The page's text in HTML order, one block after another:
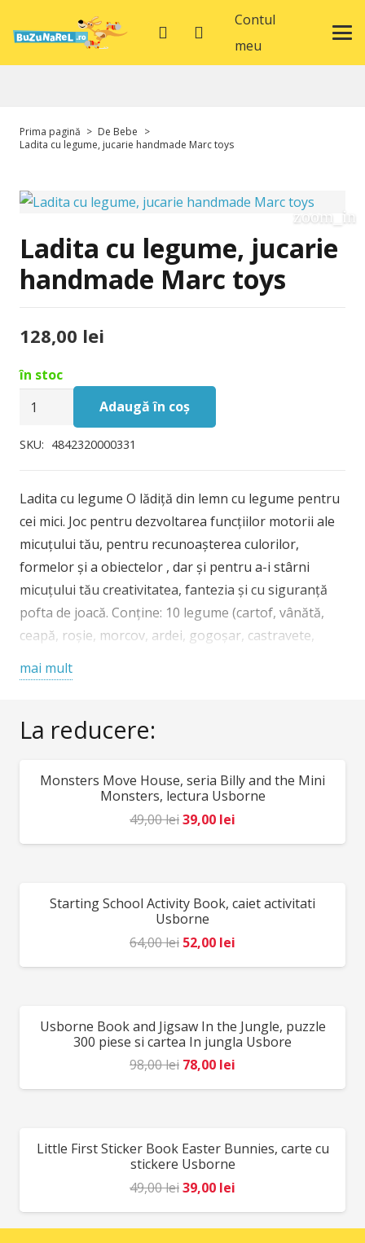
Contul
meu
Prima pagină > De Bebe >
Ladita cu legume, jucarie handmade Marc toys
Ladita cu legume, jucarie
handmade Marc toys
128,00 lei
în stoc
Cantitate
cu
jucarie
handmade
Marc
toys
Adaugă în coș
SKU: 4842320000331
Ladita cu legume O lădiță din lemn cu legume pentru
cei mici. Joc pentru dezvoltarea funcțiilor motorii ale
micuțului tău, pentru recunoașterea culorilor,
formelor și a obiectelor , dar și pentru a-i stârni
micuțului tău creativitatea, fantezia și cu siguranță
pofta de joacă. Conține: 10 legume (cartof, vânătă,
ceapă, roșie, morcov, ardei, gogoșar, castravete,
lemn. Vârsta recomandată: +3 ani. Confecționat din
reglementărilor EN71&ASTM. AVERTISMENT:
recomandă supravegherea copilului de către un adult
în timpul jocului. Producător: Marc toys, Moldova
mai mult
La reducere:
REDUCERI!
Monsters Move House, seria Billy and the Mini
Monsters, lectura Usborne
49,00leiPrețul
inițial
49,00 lei.
39,00 lei
curent
REDUCERI!
Starting School Activity Book, caiet activitati
Usborne
64,00lei Prețul
inițial
64,00 lei.
52,00 lei
curent
REDUCERI!
Usborne Book and Jigsaw In the Jungle, puzzle
300 piese si cartea In jungla Usbore
98,00lei Prețul
inițial
98,00 lei.
78,00 lei
curent
REDUCERI!
Little First Sticker Book Easter Bunnies, carte cu
stickere Usborne
49,00leiPrețul
inițial
a
39,00 lei
curent
este: